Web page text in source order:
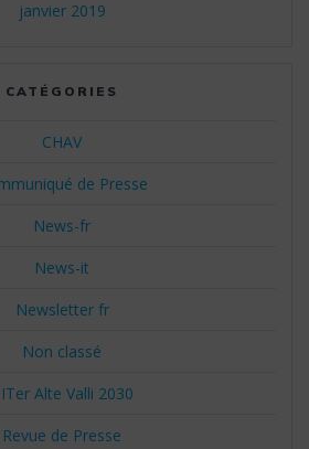
janvier 2019
CATÉGORIES
CHAV
de Presse
News-fr
News-it
Newsletter fr
Non classé
Alte Valli 2030
Revue de Presse